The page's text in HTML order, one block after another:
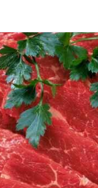
© Copyright: